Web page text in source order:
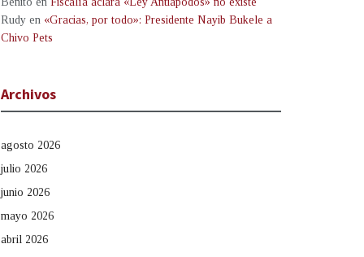
Rudy en «Gracias, por todo»: Presidente Nayib Bukele a
Chivo Pets
Archivos
agosto 2026
julio 2026
junio 2026
mayo 2026
abril 2026